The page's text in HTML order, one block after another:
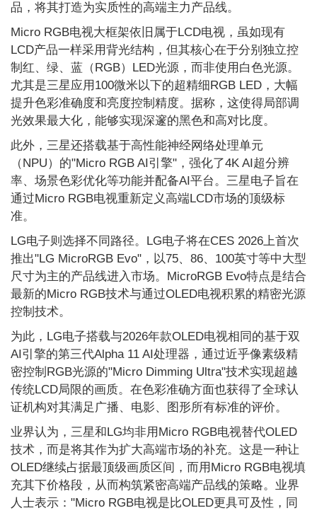
品，将其打造为实质性的高端主力产品线。
Micro RGB电视大框架依旧属于LCD电视，虽如现有
LCD产品一样采用背光结构，但其核心在于分别独立控
制红、绿、蓝（RGB）LED光源，而非使用白色光源。
尤其是三星应用100微米以下的超精细RGB LED，大幅
提升色彩准确度和亮度控制精度。据称，这使得局部调
光效果最大化，能够实现深邃的黑色和高对比度。
此外，三星还搭载基于高性能神经网络处理单元
（NPU）的"Micro RGB AI引擎"，强化了4K AI超分辨
率、场景色彩优化等功能并配备AI平台。三星电子旨在
通过Micro RGB电视重新定义高端LCD市场的顶级标
准。
LG电子则选择不同路径。LG电子将在CES 2026上首次
推出"LG MicroRGB Evo"，以75、86、100英寸等中大型
尺寸为主的产品线进入市场。MicroRGB Evo特点是结合
最新的Micro RGB技术与通过OLED电视积累的精密光源
控制技术。
为此，LG电子搭载与2026年款OLED电视相同的基于双
AI引擎的第三代Alpha 11 AI处理器，通过近乎像素级精
密控制RGB光源的"Micro Dimming Ultra"技术实现超越
传统LCD局限的画质。在色彩准确方面也获得了全球认
证机构对其满足广播、电影、图形所有标准的评价。
业界认为，三星和LG均非用Micro RGB电视替代OLED
技术，而是将其作为扩大高端市场的补充。这是一种让
OLED继续占据最顶级画质区间，而用Micro RGB电视填
充其下价格段，从而构筑紧密高端产品线的策略。业界
人士表示："Micro RGB电视是比OLED更具可及性，同